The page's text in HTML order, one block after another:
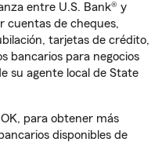
entre U.S. Bank® y
cuentas de cheques,
tarjetas de crédito,
bancarios para negocios
su agente local de State
para obtener más
disponibles de